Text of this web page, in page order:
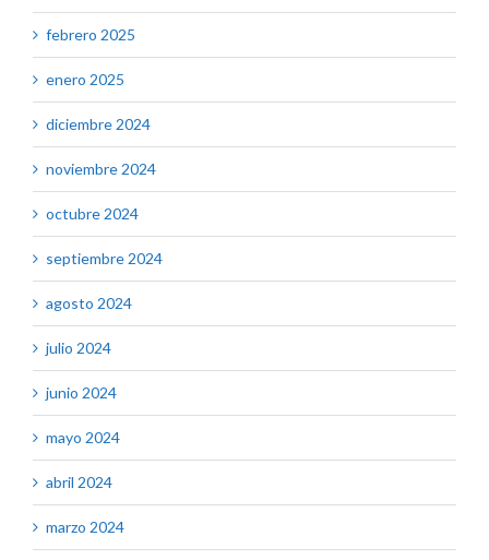
febrero 2025
enero 2025
diciembre 2024
noviembre 2024
octubre 2024
septiembre 2024
agosto 2024
julio 2024
junio 2024
mayo 2024
abril 2024
marzo 2024